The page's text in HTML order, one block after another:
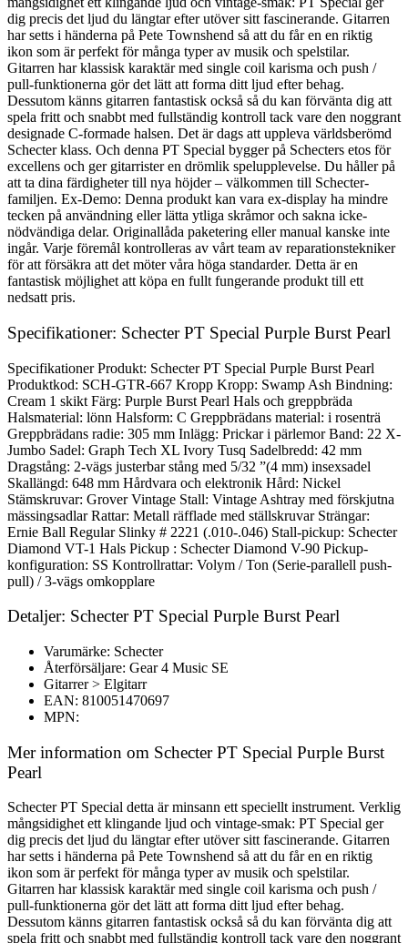
dig precis det ljud du längtar efter utöver sitt fascinerande. Gitarren
har setts i händerna på Pete Townshend så att du får en en riktig
ikon som är perfekt för många typer av musik och spelstilar.
Gitarren har klassisk karaktär med single coil karisma och push /
pull-funktionerna gör det lätt att forma ditt ljud efter behag.
Dessutom känns gitarren fantastisk också så du kan förvänta dig att
spela fritt och snabbt med fullständig kontroll tack vare den noggrant
designade C-formade halsen. Det är dags att uppleva världsberömd
Schecter klass. Och denna PT Special bygger på Schecters etos för
excellens och ger gitarrister en drömlik spelupplevelse. Du håller på
att ta dina färdigheter till nya höjder – välkommen till Schecter-
familjen. Ex-Demo: Denna produkt kan vara ex-display ha mindre
tecken på användning eller lätta ytliga skråmor och sakna icke-
nödvändiga delar. Originallåda paketering eller manual kanske inte
ingår. Varje föremål kontrolleras av vårt team av reparationstekniker
för att försäkra att det möter våra höga standarder. Detta är en
fantastisk möjlighet att köpa en fullt fungerande produkt till ett
nedsatt pris.
Specifikationer: Schecter PT Special Purple Burst Pearl
Specifikationer Produkt: Schecter PT Special Purple Burst Pearl
Produktkod: SCH-GTR-667 Kropp Kropp: Swamp Ash Bindning:
Cream 1 skikt Färg: Purple Burst Pearl Hals och greppbräda
Halsmaterial: lönn Halsform: C Greppbrädans material: i rosenträ
Greppbrädans radie: 305 mm Inlägg: Prickar i pärlemor Band: 22 X-
Jumbo Sadel: Graph Tech XL Ivory Tusq Sadelbredd: 42 mm
Dragstång: 2-vägs justerbar stång med 5/32 ”(4 mm) insexsadel
Skallängd: 648 mm Hårdvara och elektronik Hård: Nickel
Stämskruvar: Grover Vintage Stall: Vintage Ashtray med förskjutna
mässingsadlar Rattar: Metall räfflade med ställskruvar Strängar:
Ernie Ball Regular Slinky # 2221 (.010-.046) Stall-pickup: Schecter
Diamond VT-1 Hals Pickup : Schecter Diamond V-90 Pickup-
konfiguration: SS Kontrollrattar: Volym / Ton (Serie-parallell push-
pull) / 3-vägs omkopplare
Detaljer: Schecter PT Special Purple Burst Pearl
Varumärke: Schecter
Återförsäljare: Gear 4 Music SE
Gitarrer > Elgitarr
EAN: 810051470697
MPN:
Mer information om Schecter PT Special Purple Burst
Pearl
Schecter PT Special detta är minsann ett speciellt instrument. Verklig
mångsidighet ett klingande ljud och vintage-smak: PT Special ger
dig precis det ljud du längtar efter utöver sitt fascinerande. Gitarren
har setts i händerna på Pete Townshend så att du får en en riktig
ikon som är perfekt för många typer av musik och spelstilar.
Gitarren har klassisk karaktär med single coil karisma och push /
pull-funktionerna gör det lätt att forma ditt ljud efter behag.
Dessutom känns gitarren fantastisk också så du kan förvänta dig att
spela fritt och snabbt med fullständig kontroll tack vare den noggrant